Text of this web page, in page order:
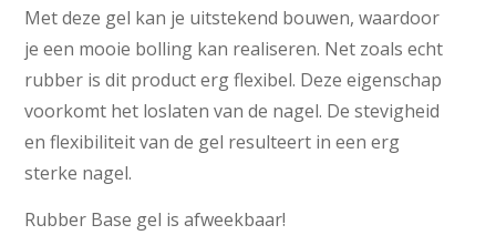
Met deze gel kan je uitstekend bouwen, waardoor
je een mooie bolling kan realiseren. Net zoals echt
rubber is dit product erg flexibel. Deze eigenschap
voorkomt het loslaten van de nagel. De stevigheid
en flexibiliteit van de gel resulteert in een erg
sterke nagel.
Rubber Base gel is afweekbaar!